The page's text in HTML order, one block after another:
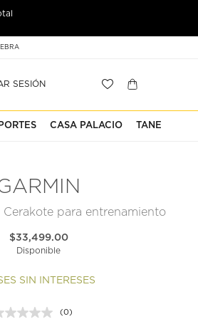
SESIÓN
CASA PALACIO TANE
Cerakote para entrenamiento
$33,499.00
Disponible
SIN INTERESES
(0)